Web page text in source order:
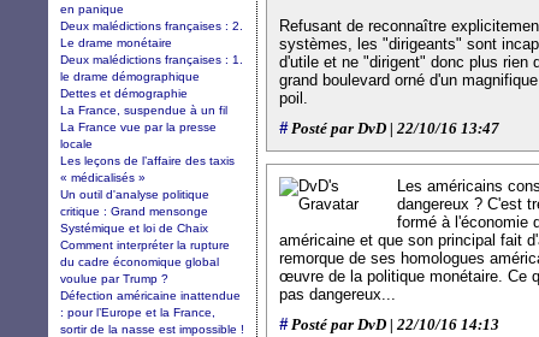
Refusant de reconnaître
systèmes, les "dirigeants" sont
d'utile et ne "dirigent" donc plus rien
grand boulevard orné d'un
poil.
#Posté par DvD | 22/10/16 13:47
Les américains
dangereux ? C'est
formé à l'économie
américaine et que son principal fait
remorque de ses homologues
œuvre de la politique monétaire. Ce
pas dangereux...
#Posté par DvD | 22/10/16 14:13
en panique
Deux malédictions françaises : 2.
Le drame monétaire
Deux malédictions françaises : 1.
le drame démographique
Dettes et démographie
La France, suspendue à un fil
La France vue par la presse
locale
Les leçons de l’affaire des taxis
« médicalisés »
Un outil d'analyse politique
critique : Grand mensonge
Systémique et loi de Chaix
Comment interpréter la rupture
du cadre économique global
voulue par Trump ?
Défection américaine inattendue
: pour l’Europe et la France,
sortir de la nasse est impossible !